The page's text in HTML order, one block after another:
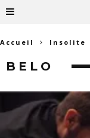
Accueil Insolite
BELO